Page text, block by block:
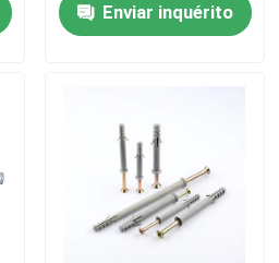
nylon
Enviar inquérito